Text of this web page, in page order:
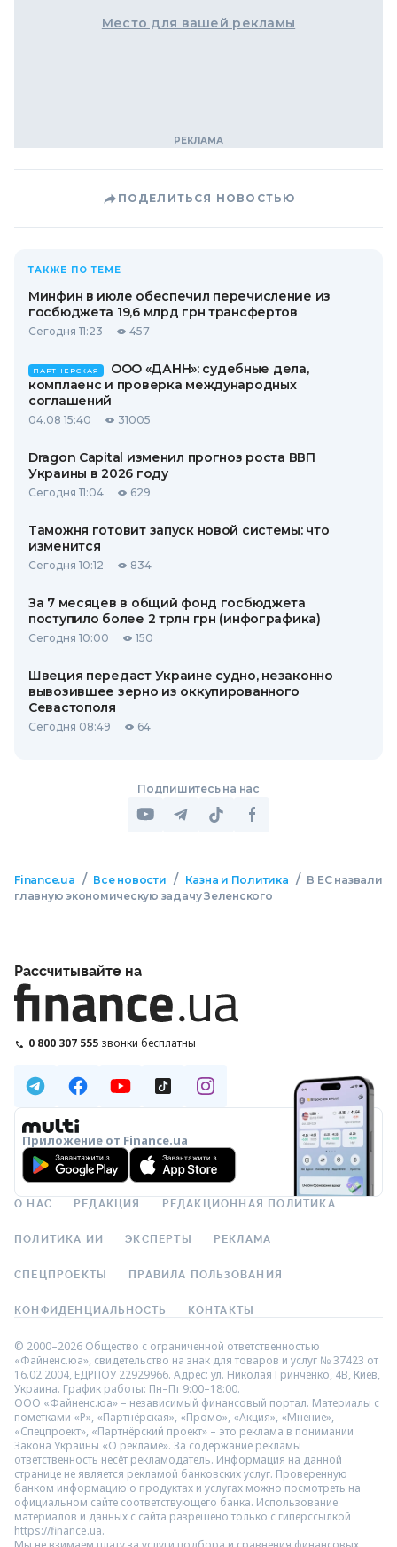
Место для вашей рекламы
ПОДЕЛИТЬСЯ НОВОСТЬЮ
ТАКЖЕ ПО ТЕМЕ
Минфин в июле обеспечил перечисление из
госбюджета 19,6 млрд грн трансфертов
Сегодня 11:23 457
ПАРТНЕРСКАЯ
ООО «ДАНН»: судебные дела,
комплаенс и проверка международных
соглашений
04.08 15:40 31005
Dragon Capital изменил прогноз роста ВВП
Украины в 2026 году
Сегодня 11:04 629
Таможня готовит запуск новой системы: что
изменится
Сегодня 10:12 834
За 7 месяцев в общий фонд госбюджета
поступило более 2 трлн грн (инфографика)
Сегодня 10:00 150
Швеция передаст Украине судно, незаконно
вывозившее зерно из оккупированного
Севастополя
Сегодня 08:49 64
Подпишитесь на нас
Finance.ua / Все новости / Казна и Политика / В ЕС назвали
главную экономическую задачу Зеленского
Рассчитывайте на
0 800 307 555 звонки бесплатны
Приложение от Finance.ua
О НАС РЕДАКЦИЯ РЕДАКЦИОННАЯ ПОЛИТИКА
ПОЛИТИКА ИИ ЭКСПЕРТЫ РЕКЛАМА
СПЕЦПРОЕКТЫ ПРАВИЛА ПОЛЬЗОВАНИЯ
КОНФИДЕНЦИАЛЬНОСТЬ КОНТАКТЫ
© 2000–2026 Общество с ограниченной ответственностью
«Файненс.юа», свидетельство на знак для товаров и услуг № 37423 от
16.02.2004, ЕДРПОУ 22929966. Адрес: ул. Николая Гринченко, 4В, Киев,
Украина. График работы: Пн–Пт 9:00–18:00.
ООО «Файненс.юа» – независимый финансовый портал. Материалы с
пометками «Р», «Партнёрская», «Промо», «Акция», «Мнение»,
«Спецпроект», «Партнёрский проект» – это реклама в понимании
Закона Украины «О рекламе». За содержание рекламы
ответственность несёт рекламодатель. Информация на данной
странице не является рекламой банковских услуг. Проверенную
банком информацию о продуктах и услугах можно посмотреть на
официальном сайте соответствующего банка. Использование
материалов и данных с сайта разрешено только с гиперссылкой
https://finance.ua.